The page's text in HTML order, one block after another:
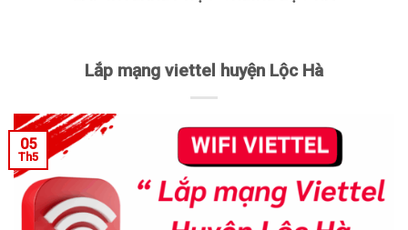
Lắp mạng viettel huyện Lộc Hà
05
Th5